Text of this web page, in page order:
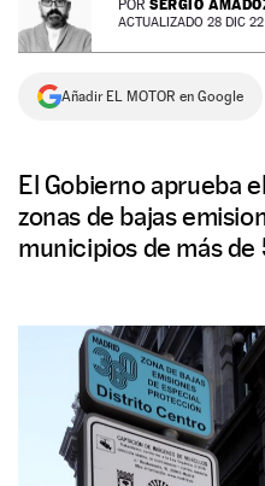
NEWSLETTER
SÍGUENOS
POR SERGIO
ACTUALIZADO 28 DIC
Añadir EL MOTOR en Google
El Gobierno aprueba
zonas de bajas
municipios de más